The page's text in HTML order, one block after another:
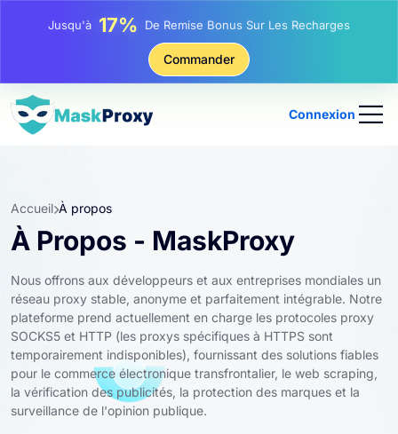
Jusqu'à 17% De Remise Bonus Sur Les Recharges
Remise Sur Les Achats Statiques IP
Commander
Connexion
Accueil À propos
À Propos - MaskProxy
Nous offrons aux développeurs et aux entreprises mondiales un
réseau proxy stable, anonyme et parfaitement intégrable. Notre
plateforme prend actuellement en charge les protocoles proxy
SOCKS5 et HTTP (les proxys spécifiques à HTTPS sont
temporairement indisponibles), fournissant des solutions fiables
pour le commerce électronique transfrontalier, le web scraping,
la vérification des publicités, la protection des marques et la
surveillance de l'opinion publique.